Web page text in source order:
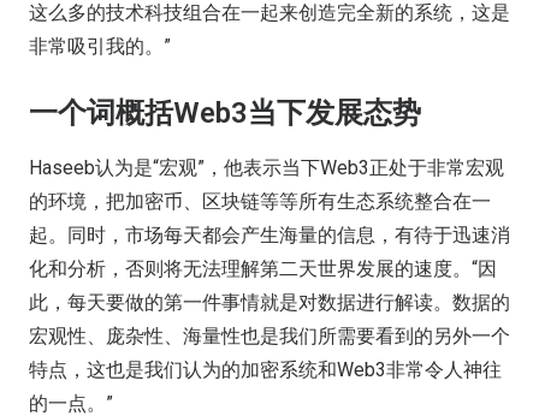
这么多的技术科技组合在一起来创造完全新的系统，这是
非常吸引我的。”
一个词概括Web3当下发展态势
Haseeb认为是“宏观”，他表示当下Web3正处于非常宏观
的环境，把加密币、区块链等等所有生态系统整合在一
起。同时，市场每天都会产生海量的信息，有待于迅速消
化和分析，否则将无法理解第二天世界发展的速度。“因
此，每天要做的第一件事情就是对数据进行解读。数据的
宏观性、庞杂性、海量性也是我们所需要看到的另外一个
特点，这也是我们认为的加密系统和Web3非常令人神往
的一点。”